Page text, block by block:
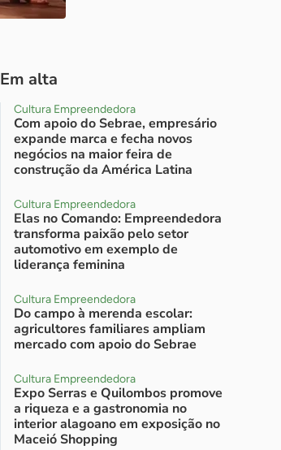
Em alta
Cultura Empreendedora
Com apoio do Sebrae, empresário
expande marca e fecha novos
negócios na maior feira de
construção da América Latina
Cultura Empreendedora
Elas no Comando: Empreendedora
transforma paixão pelo setor
automotivo em exemplo de
liderança feminina
Cultura Empreendedora
Do campo à merenda escolar:
agricultores familiares ampliam
mercado com apoio do Sebrae
Cultura Empreendedora
Expo Serras e Quilombos promove
a riqueza e a gastronomia no
interior alagoano em exposição no
Maceió Shopping